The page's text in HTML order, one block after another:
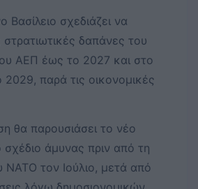
σχεδιάζει να
στρατιωτικές δαπάνες του
ΑΕΠ έως το 2027 και στο
2029, παρά τις οικονομικές
θα παρουσιάσει το νέο
σχέδιο άμυνας πριν από τη
ΝΑΤΟ τον Ιούλιο, μετά από